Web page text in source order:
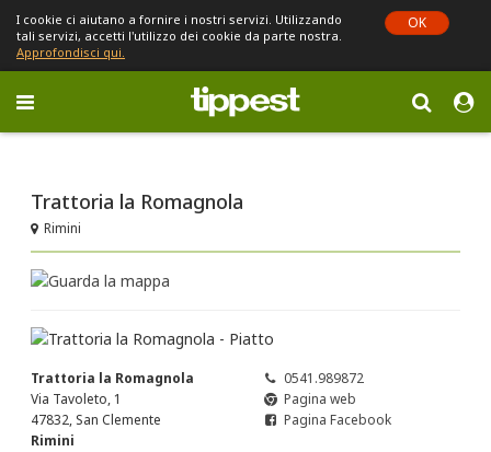
I cookie ci aiutano a fornire i nostri servizi. Utilizzando
tali servizi, accetti l'utilizzo dei cookie da parte nostra.
Approfondisci qui.
OK
Toggle
navigation
Trattoria la Romagnola
Rimini
Trattoria la Romagnola
Via Tavoleto, 1
47832, San Clemente
Rimini
0541.989872
Pagina web
Pagina Facebook